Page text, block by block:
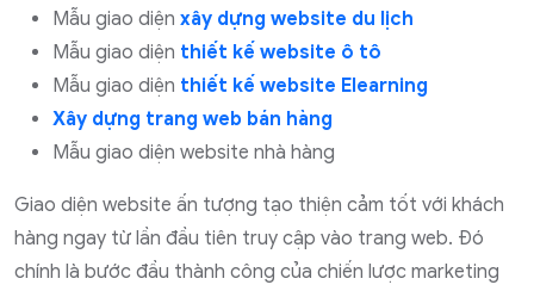
Mẫu giao diện xây dựng website du lịch
Mẫu giao diện thiết kế website ô tô
Mẫu giao diện thiết kế website Elearning
Xây dựng trang web bán hàng
Mẫu giao diện website nhà hàng
Giao diện website ấn tượng tạo thiện cảm tốt với khách
hàng ngay từ lần đầu tiên truy cập vào trang web. Đó
chính là bước đầu thành công của chiến lược marketing